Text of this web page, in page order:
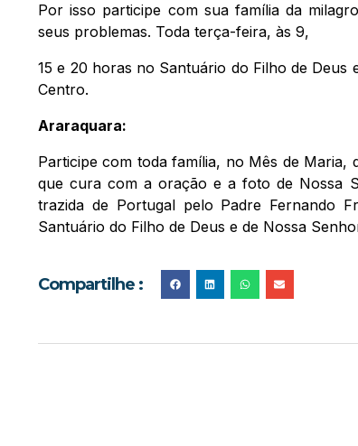
Por isso participe com sua família da
seus problemas. Toda terça-feira, às 9,
15 e 20 horas no Santuário do Filho de Deus
Centro.
Araraquara:
Participe com toda família, no Mês de Maria,
que cura com a oração e a foto de Nossa
trazida de Portugal pelo Padre Fernando
Santuário do Filho de Deus e de Nossa
Compartilhe :